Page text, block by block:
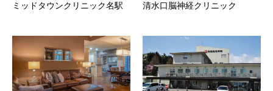
ミッドタウンクリニック名駅 清水口脳神経クリニック